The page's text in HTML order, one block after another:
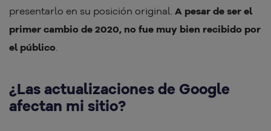
presentarlo en su posición original. A pesar de ser el
primer cambio de 2020, no fue muy bien recibido por
el público.
¿Las actualizaciones de Google
afectan mi sitio?